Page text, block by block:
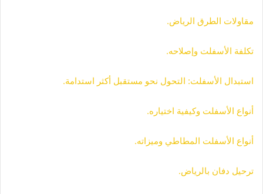
مقاولات الطرق الرياض.
تكلفة الأسفلت وإصلاحه.
استبدال الأسفلت: التحول نحو مستقبل أكثر استدامة.
أنواع الأسفلت وكيفية اختياره.
أنواع الأسفلت المطاطي وميزاته.
ترحيل دفان بالرياض.